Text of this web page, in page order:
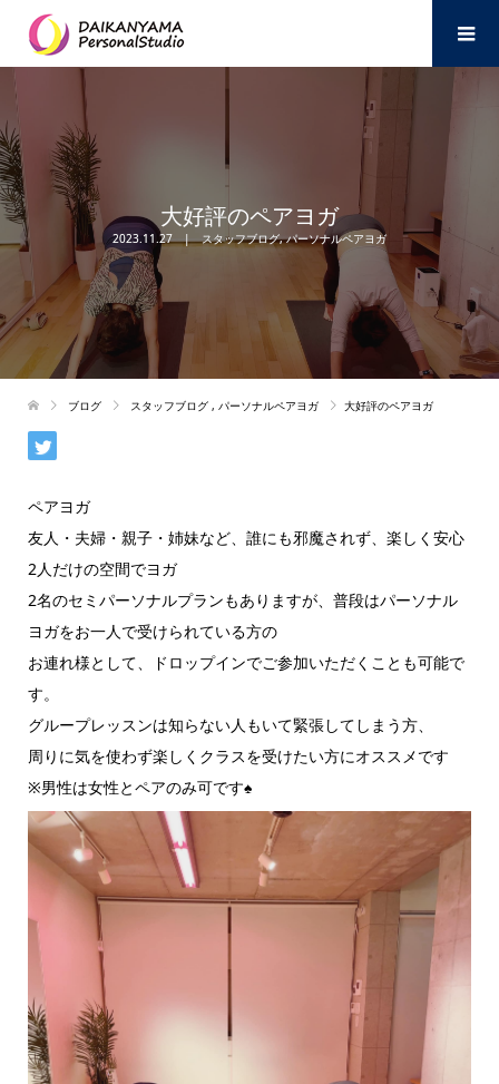
大好評のペアヨガ
2023.11.27 スタッフブログ,パーソナルペアヨガ
ブログ スタッフブログ , パーソナルペアヨガ 大好評のペアヨガ
ペアヨガ
友人・夫婦・親子・姉妹など、誰にも邪魔されず、楽しく安心
2人だけの空間でヨガ
2名のセミパーソナルプランもありますが、普段はパーソナル
ヨガをお一人で受けられている方の
お連れ様として、ドロップインでご参加いただくことも可能で
す。
グループレッスンは知らない人もいて緊張してしまう方、
周りに気を使わず楽しくクラスを受けたい方にオススメです
※男性は女性とペアのみ可です♠︎